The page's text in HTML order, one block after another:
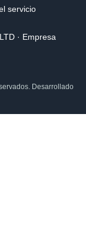
servicio
· Empresa
Desarrollado